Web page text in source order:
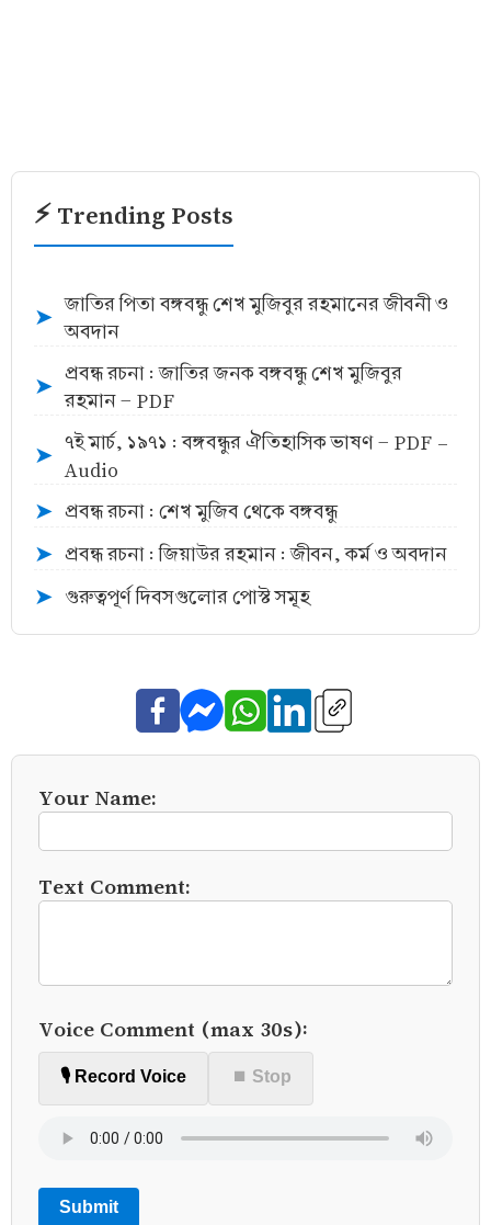
⚡ Trending Posts
➤
জাতির পিতা বঙ্গবন্ধু শেখ মুজিবুর রহমানের জীবনী ও
অবদান
➤
প্রবন্ধ রচনা : জাতির জনক বঙ্গবন্ধু শেখ মুজিবুর
রহমান - PDF
➤
৭ই মার্চ, ১৯৭১ : বঙ্গবন্ধুর ঐতিহাসিক ভাষণ - PDF -
Audio
➤ প্রবন্ধ রচনা : শেখ মুজিব থেকে বঙ্গবন্ধু
➤ প্রবন্ধ রচনা : জিয়াউর রহমান : জীবন, কর্ম ও অবদান
➤ গুরুত্বপূর্ণ দিবসগুলোর পোস্ট সমূহ
Your Name:
Text Comment:
Voice Comment (max 30s):
🎙️ Record Voice ⏹ Stop
Submit